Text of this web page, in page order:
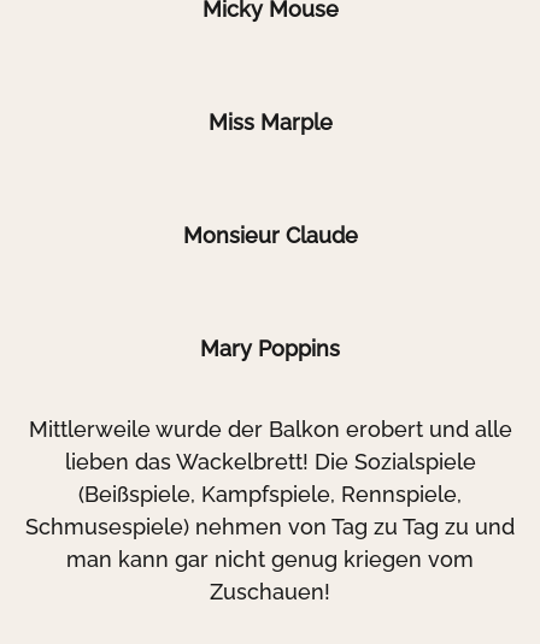
Micky Mouse
Miss Marple
Monsieur Claude
Mary Poppins
Mittlerweile wurde der Balkon erobert und alle
lieben das Wackelbrett! Die Sozialspiele
(Beißspiele, Kampfspiele, Rennspiele,
Schmusespiele) nehmen von Tag zu Tag zu und
man kann gar nicht genug kriegen vom
Zuschauen!